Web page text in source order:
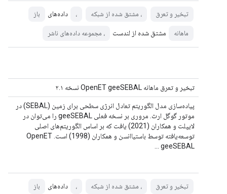
تبخیر و تعرق ، مشتق شده از شبکه ، داده‌های باز
ماهانه مشتق شده از لندست ، مجموعه داده‌های ناشر
تبخیر و تعرق ماهانه OpenET geeSEBAL نسخه ۲.۱
پیاده‌سازی مدل الگوریتم تعادل انرژی سطحی برای زمین (SEBAL) در
موتور گوگل ارث. مروری بر نسخه فعلی geeSEBAL را می‌توان در
لایپلت و همکاران (2021) یافت که بر اساس الگوریتم‌های اصلی
توسعه‌یافته توسط باستیاانسن و همکاران (1998) است. OpenET
geeSEBAL ...
تبخیر و تعرق ، مشتق شده از شبکه ، داده‌های باز